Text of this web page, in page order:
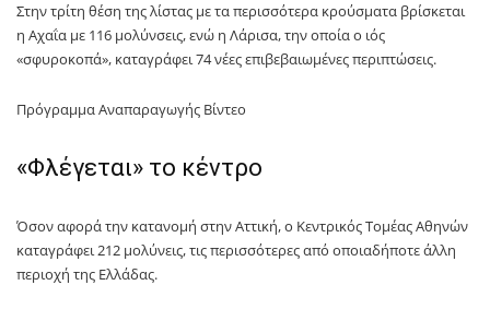
Στην τρίτη θέση της λίστας με τα περισσότερα κρούσματα βρίσκεται
η Αχαΐα με 116 μολύνσεις, ενώ η Λάρισα, την οποία ο ιός
«σφυροκοπά», καταγράφει 74 νέες επιβεβαιωμένες περιπτώσεις.
Πρόγραμμα Αναπαραγωγής Βίντεο
«Φλέγεται» το κέντρο
Όσον αφορά την κατανομή στην Αττική, ο Κεντρικός Τομέας Αθηνών
καταγράφει 212 μολύνεις, τις περισσότερες από οποιαδήποτε άλλη
περιοχή της Ελλάδας.